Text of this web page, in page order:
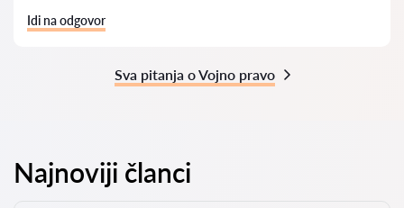
Idi na odgovor
Sva pitanja o Vojno pravo
Najnoviji članci